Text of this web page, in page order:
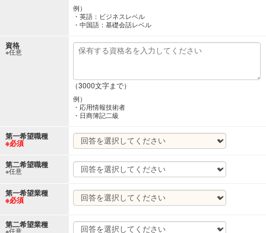
例）
・英語：ビジネスレベル
・中国語：基礎会話レベル
資格
※任意
（3000文字まで）
例）
・応用情報技術者
・日商簿記二級
第一希望職種
※必須
第二希望職種
※任意
第一希望業種
※必須
第二希望業種
※任意